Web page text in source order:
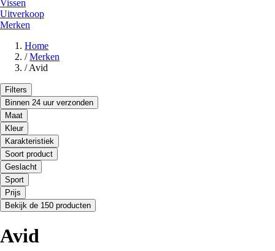
Vissen
Uitverkoop
Merken
Home
/ Merken
/ Avid
Filters
Binnen 24 uur verzonden
Maat
Kleur
Karakteristiek
Soort product
Geslacht
Sport
Prijs
Bekijk de 150 producten
Avid